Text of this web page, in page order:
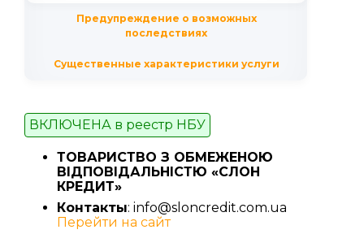
Предупреждение о возможных
последствиях
Существенные характеристики услуги
ВКЛЮЧЕНА в реестр НБУ
ТОВАРИСТВО З ОБМЕЖЕНОЮ
ВІДПОВІДАЛЬНІСТЮ «СЛОН
КРЕДИТ»
Контакты: info@sloncredit.com.ua
Перейти на сайт